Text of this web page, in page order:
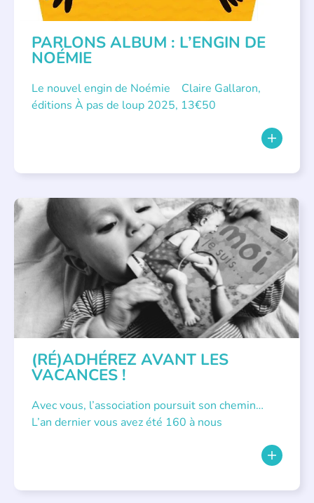
PARLONS ALBUM : L’ENGIN DE
NOÉMIE
Le nouvel engin de Noémie Claire Gallaron,
éditions À pas de loup 2025, 13€50
APPEL À SOUTIEN
(RÉ)ADHÉREZ AVANT LES
VACANCES !
Avec vous, l’association poursuit son chemin…
L’an dernier vous avez été 160 à nous